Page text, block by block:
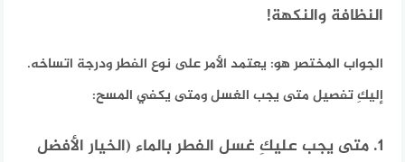
النظافة والنكهة!
الجواب المختصر هو: يعتمد الأمر على نوع الفطر ودرجة اتساخه.
إليكِ تفصيل متى يجب الغسل ومتى يكفي المسح:
1. متى يجب عليكِ غسل الفطر بالماء (الخيار الأفضل